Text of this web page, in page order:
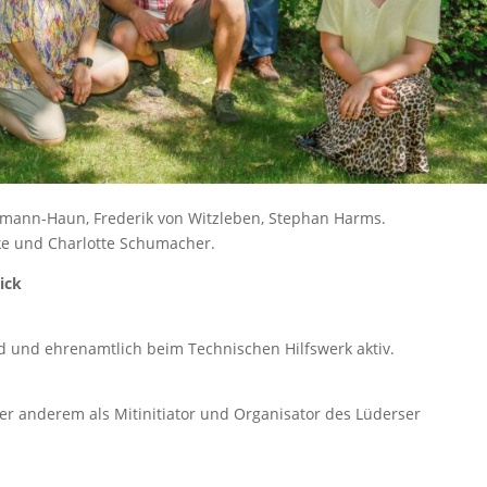
Haun, Frederik von Witzleben, Stephan Harms.
und Charlotte Schumacher.
ehrenamtlich beim Technischen Hilfswerk aktiv.
anderem als Mitinitiator und Organisator des Lüderser